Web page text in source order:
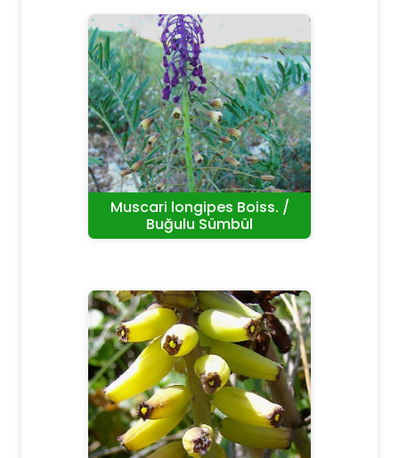
Muscari longipes Boiss. /
Buğulu Sümbül